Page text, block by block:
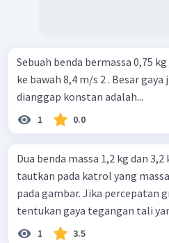
Sebuah benda bermassa 0,75
ke bawah 8,4 m/s 2 . Besar gaya
dianggap konstan adalah...
1 0.0
Dua benda massa 1,2 kg dan
tautkan pada katrol yang
pada gambar. Jika percepatan
tentukan gaya tegangan tali
1 3.5